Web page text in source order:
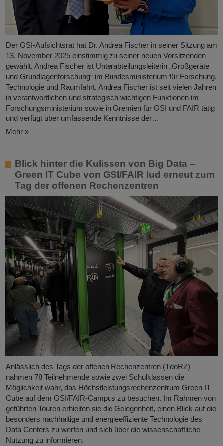
Der GSI-Aufsichtsrat hat Dr. Andrea Fischer in seiner Sitzung am
13. November 2025 einstimmig zu seiner neuen Vorsitzenden
gewählt. Andrea Fischer ist Unterabteilungsleiterin „Großgeräte
und Grundlagenforschung“ im Bundesministerium für Forschung,
Technologie und Raumfahrt. Andrea Fischer ist seit vielen Jahren
in verantwortlichen und strategisch wichtigen Funktionen im
Forschungsministerium sowie in Gremien für GSI und FAIR tätig
und verfügt über umfassende Kenntnisse der…
Mehr »
Blick hinter die Kulissen von Big Data –
Green IT Cube von GSI/FAIR lud erneut zum
Tag der offenen Rechenzentren
Anlässlich des Tags der offenen Rechenzentren (TdoRZ)
nahmen 78 Teilnehmende sowie zwei Schulklassen die
Möglichkeit wahr, das Höchstleistungsrechenzentrum Green IT
Cube auf dem GSI/FAIR-Campus zu besuchen. Im Rahmen von
geführten Touren erhielten sie die Gelegenheit, einen Blick auf die
besonders nachhaltige und energieeffiziente Technologie des
Data Centers zu werfen und sich über die wissenschaftliche
Nutzung zu informieren.